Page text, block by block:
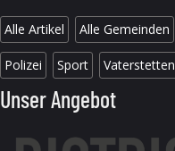
Alle Artikel Alle Gemeinden
Polizei Sport Vaterstetten
Unser Angebot